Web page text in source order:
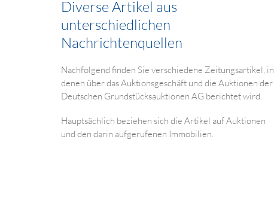
Diverse Artikel aus
unterschiedlichen
Nachrichtenquellen
Nachfolgend finden Sie verschiedene Zeitungsartikel, in
denen über das Auktionsgeschäft und die Auktionen der
Deutschen Grundstücksauktionen AG berichtet wird.
Hauptsächlich beziehen sich die Artikel auf Auktionen
und den darin aufgerufenen Immobilien.